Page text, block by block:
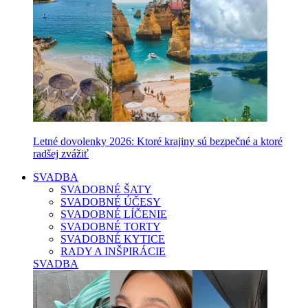
Letné dovolenky 2026: Ktoré krajiny sú bezpečné a ktoré
radšej zvážiť
SVADBA
SVADOBNÉ ŠATY
SVADOBNÉ ÚČESY
SVADOBNÉ LÍČENIE
SVADOBNÉ TORTY
SVADOBNÉ KYTICE
RADY A INŠPIRÁCIE
SVADBA